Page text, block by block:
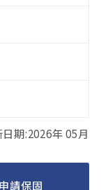
期:2026年 05月
申請保固